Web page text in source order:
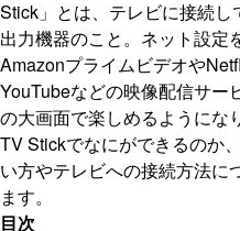
Stick」とは、テレビに接続し
出力機器のこと。ネット設定
Amazonプライムビデオや
YouTubeなどの映像配信サー
の大画面で楽しめるようにな
TV Stickでなにができるのか
い方やテレビへの接続方法に
ます。
目次